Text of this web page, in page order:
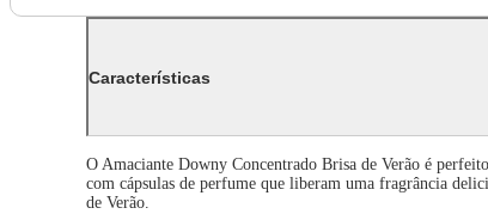
Características
O Amaciante Downy Concentrado Brisa de Verão é
com cápsulas de perfume que liberam uma fragrância
de Verão.